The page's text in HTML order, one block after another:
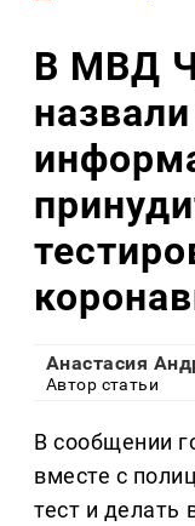
В МВД
Анастасия
Автор статьи
В сообщении
вместе с
тест и делать